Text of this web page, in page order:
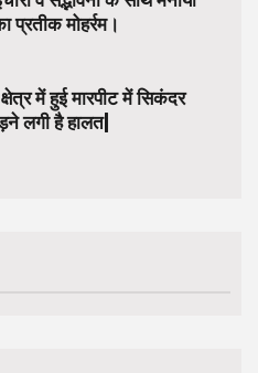
प्रतीक मोहर्रम।
में हुई मारपीट में सिकंदर
लगी है हालत|